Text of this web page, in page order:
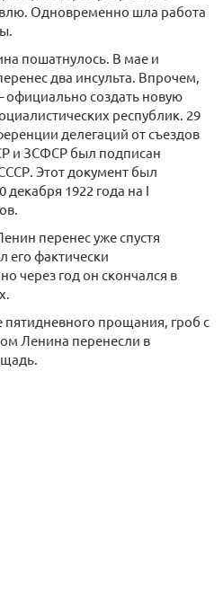
Одновременно шла работа
пошатнулось. В мае и
два инсульта. Впрочем,
официально создать новую
республик. 29
делегаций от съездов
и ЗСФСР был подписан
Этот документ был
1922 года на I
перенес уже спустя
его фактически
через год он скончался в
пятидневного прощания, гроб с
Ленина перенесли в